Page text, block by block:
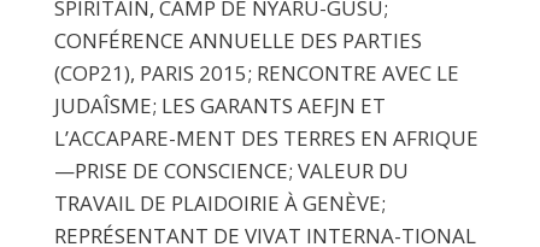
SPIRITAIN, CAMP DE NYARU-GUSU;
CONFÉRENCE ANNUELLE DES PARTIES
(COP21), PARIS 2015; RENCONTRE AVEC LE
JUDAÎSME; LES GARANTS AEFJN ET
L’ACCAPARE-MENT DES TERRES EN AFRIQUE
—PRISE DE CONSCIENCE; VALEUR DU
TRAVAIL DE PLAIDOIRIE À GENÈVE;
REPRÉSENTANT DE VIVAT INTERNA-TIONAL